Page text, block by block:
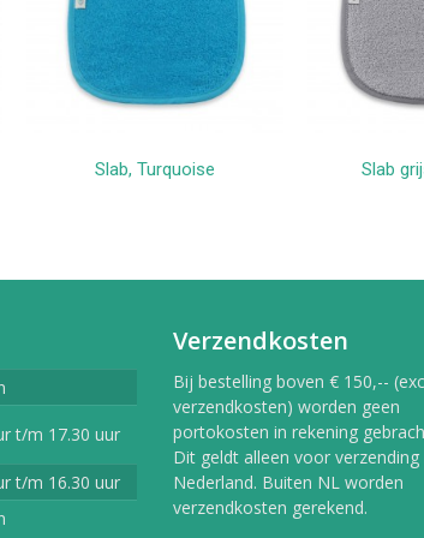
In winkelwagen
Slab, Turquoise In
Slab
t/m 17.30 uur
t/m 16.30 uur
Verzendkosten
Bij bestelling boven € 150,--
verzendkosten) worden geen
portokosten in rekening
Dit geldt alleen voor verzending
Nederland. Buiten NL worden
verzendkosten gerekend.